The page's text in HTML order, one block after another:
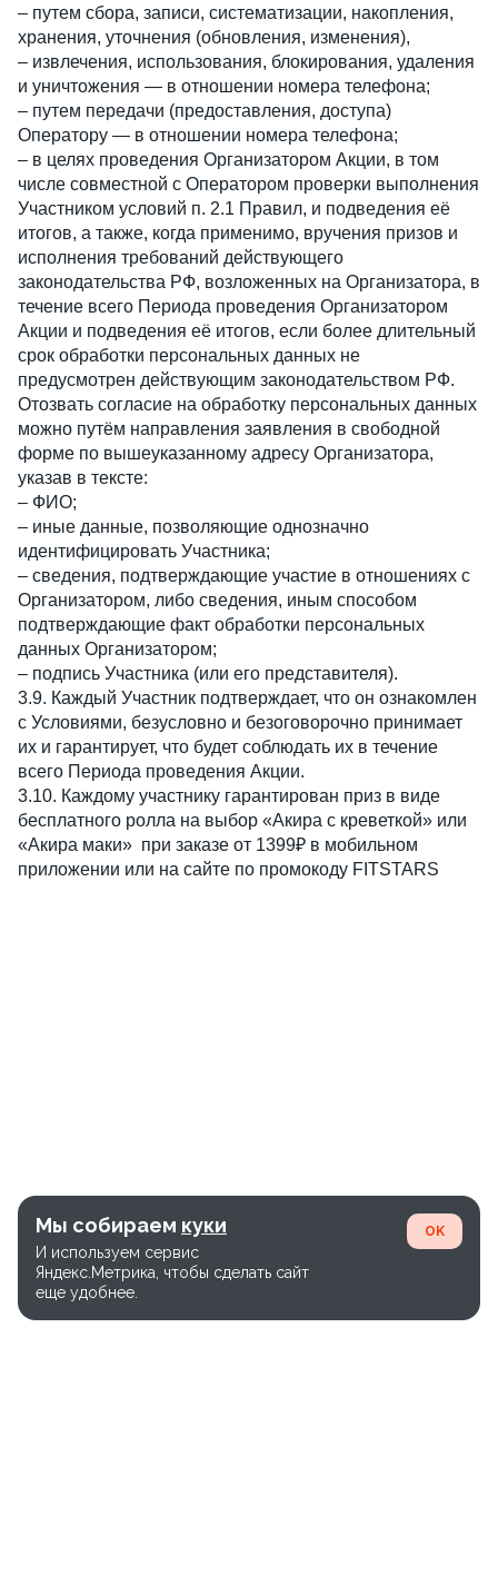
– путем сбора, записи, систематизации, накопления,
хранения, уточнения (обновления, изменения),
– извлечения, использования, блокирования, удаления
и уничтожения — в отношении номера телефона;
– путем передачи (предоставления, доступа)
Оператору — в отношении номера телефона;
– в целях проведения Организатором Акции, в том
числе совместной с Оператором проверки выполнения
Участником условий п. 2.1 Правил, и подведения её
итогов, а также, когда применимо, вручения призов и
исполнения требований действующего
законодательства РФ, возложенных на Организатора, в
течение всего Периода проведения Организатором
Акции и подведения её итогов, если более длительный
срок обработки персональных данных не
предусмотрен действующим законодательством РФ.
Отозвать согласие на обработку персональных данных
можно путём направления заявления в свободной
форме по вышеуказанному адресу Организатора,
указав в тексте:
– ФИО;
– иные данные, позволяющие однозначно
идентифицировать Участника;
– сведения, подтверждающие участие в отношениях с
Организатором, либо сведения, иным способом
подтверждающие факт обработки персональных
данных Организатором;
– подпись Участника (или его представителя).
3.9. Каждый Участник подтверждает, что он ознакомлен
с Условиями, безусловно и безоговорочно принимает
их и гарантирует, что будет соблюдать их в течение
всего Периода проведения Акции.
3.10. Каждому участнику гарантирован приз в виде
бесплатного ролла на выбор «Акира с креветкой» или
«Акира маки»  при заказе от 1399₽ в мобильном
приложении или на сайте по промокоду FITSTARS
Мы собираем куки
И используем сервис
Яндекс.Метрика, чтобы сделать сайт
еще удобнее.
OK